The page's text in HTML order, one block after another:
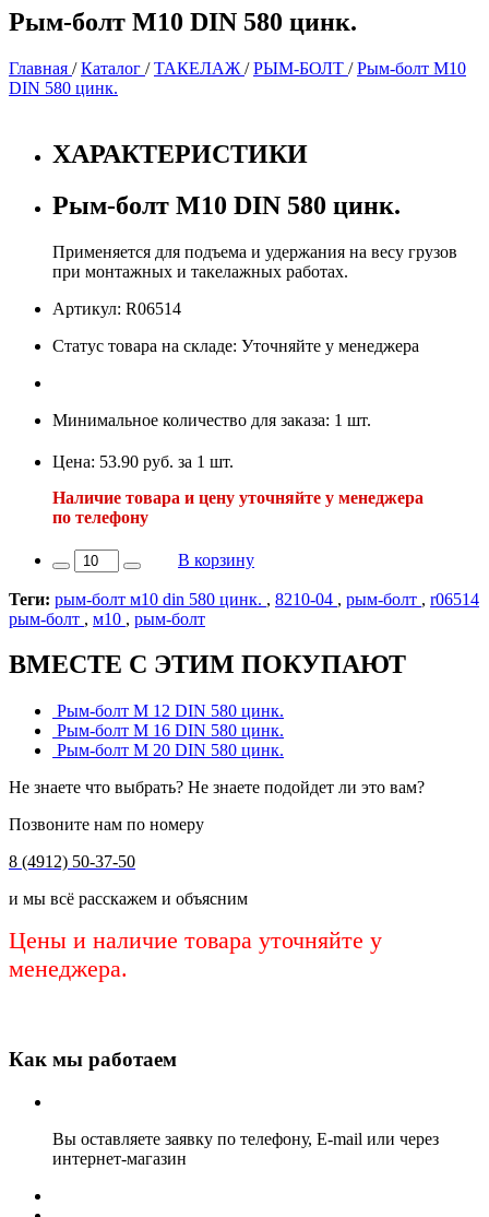
Рым-болт М10 DIN 580 цинк.
Главная /Каталог /ТАКЕЛАЖ /РЫМ-БОЛТ /Рым-болт М10
DIN 580 цинк.
ХАРАКТЕРИСТИКИ
Рым-болт М10 DIN 580 цинк.
Применяется для подъема и удержания на весу грузов
при монтажных и такелажных работах.
Артикул: R06514
Статус товара на складе: Уточняйте у менеджера
Минимальное количество для заказа: 1 шт.
Цена: 53.90 руб. за 1 шт.
Наличие товара и цену уточняйте у менеджера
по телефону
В корзину
Теги: рым-болт м10 din 580 цинк. , 8210-04 , рым-болт , r06514
рым-болт , м10 , рым-болт
ВМЕСТЕ С ЭТИМ ПОКУПАЮТ
Рым-болт М 12 DIN 580 цинк.
Рым-болт М 16 DIN 580 цинк.
Рым-болт М 20 DIN 580 цинк.
Не знаете что выбрать? Не знаете подойдет ли это вам?
Позвоните нам по номеру
8 (4912) 50-37-50
и мы всё расскажем и объясним
Цены и наличие товара уточняйте у
менеджера.
Как мы работаем
Вы оставляете заявку по телефону, E-mail или через
интернет-магазин